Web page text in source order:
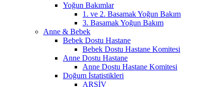
Yoğun Bakımlar
1. ve 2. Basamak Yoğun Bakım
3. Basamak Yoğun Bakım
Anne & Bebek
Bebek Dostu Hastane
Bebek Dostu Hastane Komitesi
Anne Dostu Hastane
Anne Dostu Hastane Komitesi
Doğum İstatistikleri
ARŞİV